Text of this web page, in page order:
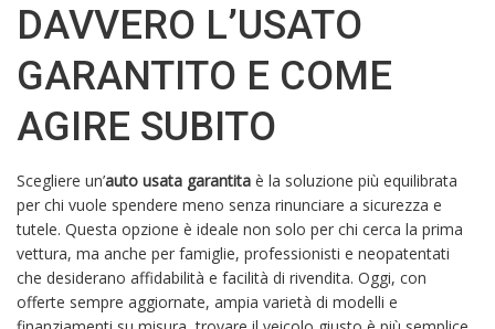
DAVVERO L’USATO
GARANTITO E COME
AGIRE SUBITO
Scegliere un’auto usata garantita è la soluzione più equilibrata
per chi vuole spendere meno senza rinunciare a sicurezza e
tutele. Questa opzione è ideale non solo per chi cerca la prima
vettura, ma anche per famiglie, professionisti e neopatentati
che desiderano affidabilità e facilità di rivendita. Oggi, con
offerte sempre aggiornate, ampia varietà di modelli e